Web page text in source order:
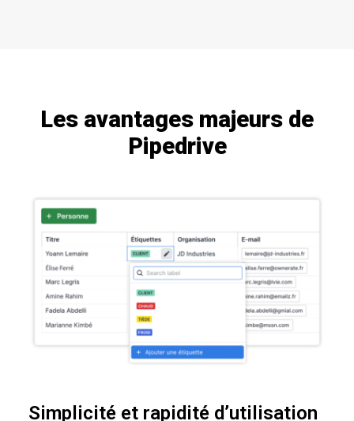
Les avantages majeurs de
Pipedrive
Simplicité et rapidité d’utilisation